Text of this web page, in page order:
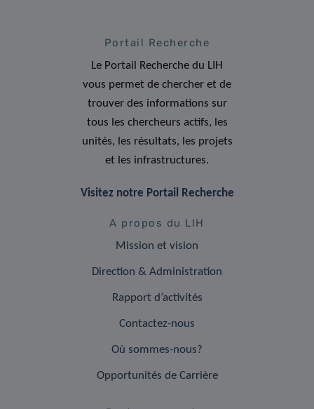
Portail Recherche
Le Portail Recherche du LIH
vous permet de chercher et de
trouver des informations sur
tous les chercheurs actifs, les
unités, les résultats, les projets
et les infrastructures.
Visitez notre Portail Recherche
A propos du LIH
Mission et vision
Direction & Administration
Rapport d’activités
Contactez-nous
Où sommes-nous?
Opportunités de Carrière